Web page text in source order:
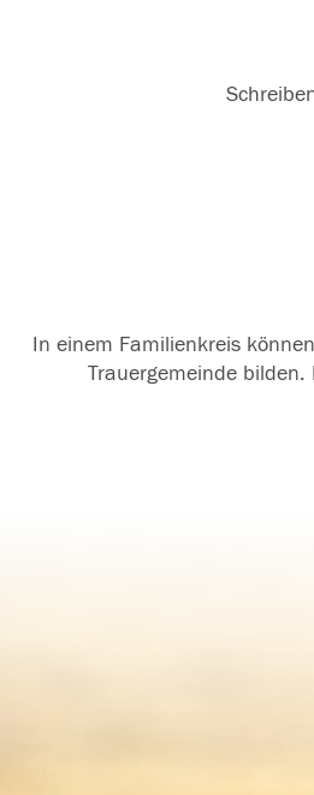
In einem Familienkreis
Trauergemeinde